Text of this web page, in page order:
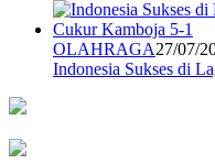
OLAHRAGA27/07/
Indonesia Sukses di